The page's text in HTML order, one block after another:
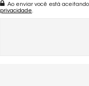
Ao enviar você está
privacidade